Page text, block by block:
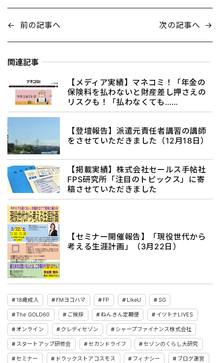
← 前の記事へ 次の記事へ →
関連記事
【メディア実績】マネコミ！「年金の
保険料を払わないと財産差し押さえの
リスクも！「払わなくても……
【登壇報告】派遣元責任者講習の講師
をさせていただきました（12月18日）
【掲載実績】株式会社セールス手帖社
FPS研究所「注目のトピックス」に寄
稿させていただきました
【セミナー開催報告】「現役世代から
考える生涯計画」（3月22日）
18歳成人 FMヨコハマ FP LikeU SG
The GOLD60 ご挨拶 ねんきん定期便 イツトナLIVES
オンライン クレディセゾン シャープファイナンス株式会社
スタートアップ研修会 セカンドライフ セゾンのくらし大研究
セミナー ドラックストアコスモス フィナシー ブログ運営